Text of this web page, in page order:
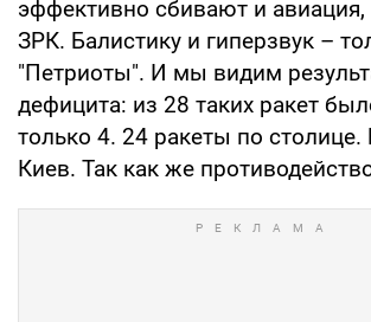
эффективно сбивают и авиация,
ЗРК. Балистику и гиперзвук –
"Петриоты". И мы видим
дефицита: из 28 таких ракет
только 4. 24 ракеты по
Киев. Так как же